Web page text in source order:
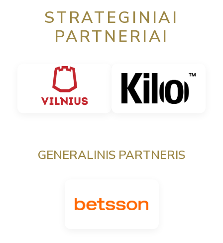
STRATEGINIAI
PARTNERIAI
GENERALINIS PARTNERIS